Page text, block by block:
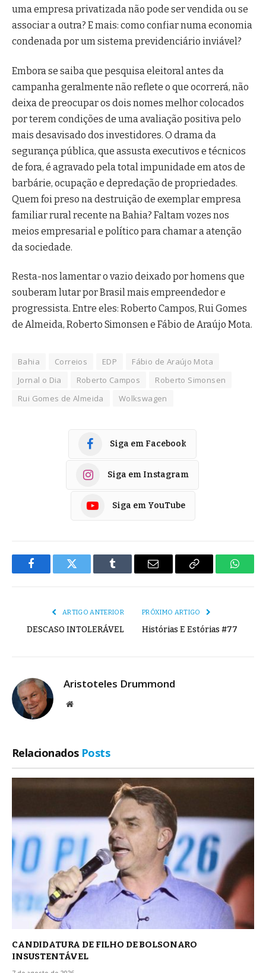
uma empresa privatizada não pode ser vendida ou se
associar a outra? E mais: como confiar numa economia
condenada por um sistema previdenciário inviável?
Embora se saiba que pesquisa eleitoral antes da
campanha geralmente não reflete o que ocorrerá, não
deixa de preocupar os dois nomes melhor colocados
por terem condições de uma avaliação positiva pelo
mais desavisado dos investidores. O drama da
segurança pública, que assusta executivos e técnicos
de fora, é agravado pela total impunidade em atos de
barbárie, ocupação e depredação de propriedades.
Quem foi preso na destruição de exemplar empresa
familiar rural recente na Bahia? Faltam vozes nos
meios empresarial e político para chamar a atenção
da sociedade.
Resta-nos lamentar o vazio deixado por homens que
souberam lutar por Brasil mais empreendedor e
progressista. Entre eles: Roberto Campos, Rui Gomes
de Almeida, Roberto Simonsen e Fábio de Araújo Mota.
Bahia Correios EDP
Fábio de Araújo Mota
Jornal o Dia
Roberto Campos
Roberto Simonsen
Rui Gomes de Almeida
Wolkswagen
Siga em Facebook
Siga em Instagram
Siga em YouTube
FacebookTwitter Tumblr
E-
Copiar
ARTIGO ANTERIOR
DESCASO INTOLERÁVEL
PRÓXIMO ARTIGO
Histórias E Estórias #77
Aristoteles Drummond
Site
Relacionados Posts
CANDIDATURA DE FILHO DE BOLSONARO
INSUSTENTÁVEL